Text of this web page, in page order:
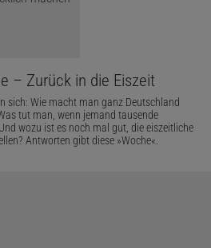
– Zurück in die Eiszeit
sich: Wie macht man ganz Deutschland
tut man, wenn jemand tausende
wozu ist es noch mal gut, die eiszeitliche
Antworten gibt diese »Woche«.